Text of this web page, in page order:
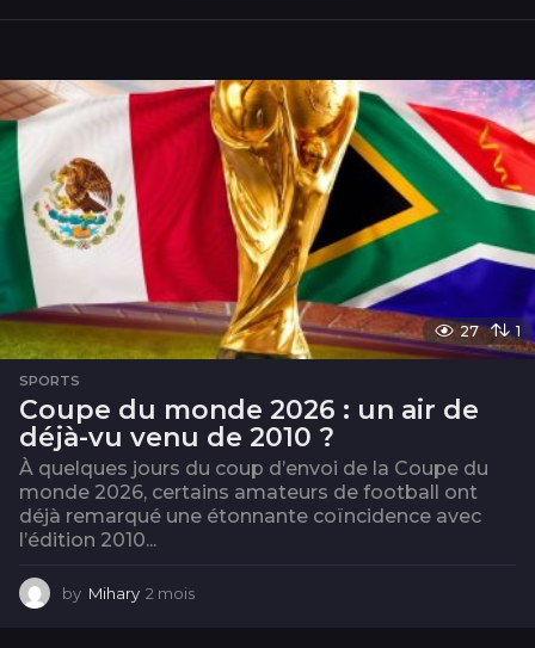
27 1
SPORTS
Coupe du monde 2026 : un air de
déjà-vu venu de 2010 ?
À quelques jours du coup d’envoi de la Coupe du
monde 2026, certains amateurs de football ont
déjà remarqué une étonnante coïncidence avec
l’édition 2010...
by Mihary 2 mois